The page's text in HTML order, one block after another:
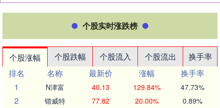
个股实时涨跌榜
个股涨幅 个股跌幅 个股流入 个股流出
换手率
排名
名称 最新价 涨幅
换手率
1
N津富 40.13 129.84% 47.73%
2 锴威特 77.82 20.00% 0.89%